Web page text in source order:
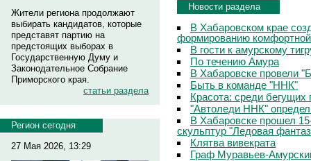
Жители региона продолжают
выбирать кандидатов, которые
представят партию на
предстоящих выборах в
Государственную Думу и
Законодательное Собрание
Приморского края.
статьи раздела
Регион сегодня
27 Мая 2026, 13:29
Новости раздела
В Хабаровском крае
формированию
В гости к амурскому
По течению Амура
В Хабаровске провели
Быть в команде "ННК"
Красота: среди
"Автоледи ННК"
В Хабаровске прошел
скульптур "Ледовая
Клятва вивекрата
Граф Муравьев-